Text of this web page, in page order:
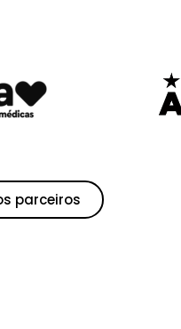
parceiros